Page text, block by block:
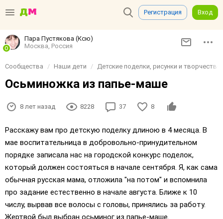
Регистрация Вход
Пара Пустякова (Ксю)
Москва, Россия
Сообщества Наши дети Детские поделки, рисунки и творчество
Осьминожка из папье-маше
8 лет назад 8228 37 8
Расскажу вам про детскую поделку длиною в 4 месяца. В
мае воспитательница в добровольно-принудительном
порядке записала нас на городской конкурс поделок,
который должен состояться в начале сентября. Я, как сама
обычная русская мама, отложила "на потом" и вспомнила
про задание естественно в начале августа. Ближе к 10
числу, вырвав все волосы с головы, принялись за работу.
Жертвой был выбран осьминог из папье-маше.